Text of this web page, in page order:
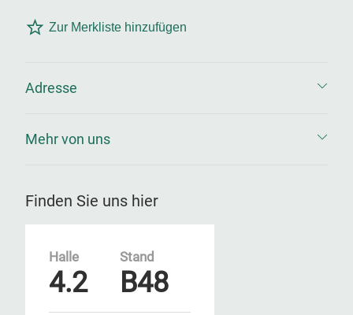
Zur Merkliste hinzufügen
Adresse
Mehr von uns
Finden Sie uns hier
Halle
4.2
Stand
B48